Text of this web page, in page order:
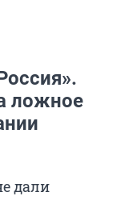
ложное
дали